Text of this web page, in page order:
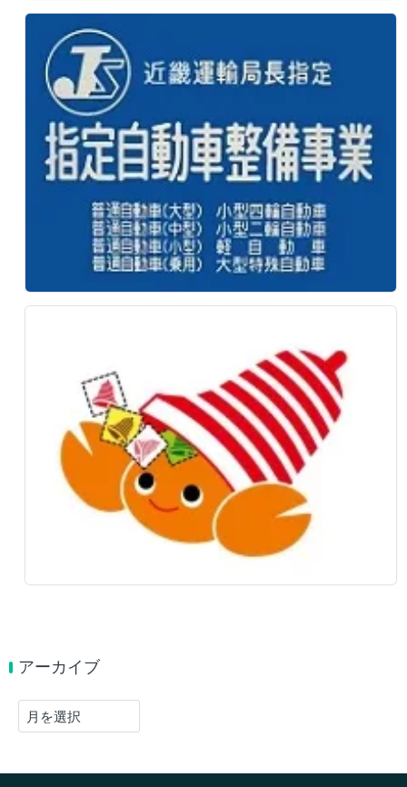
アーカイブ
ア
ー
イ